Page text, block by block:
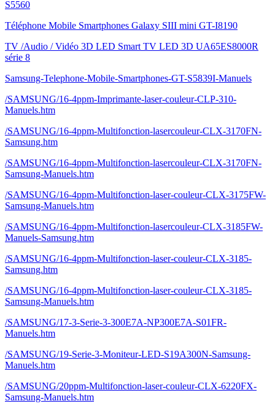
S5560
Téléphone Mobile Smartphones Galaxy SIII mini GT-I8190
TV /Audio / Vidéo 3D LED Smart TV LED 3D UA65ES8000R
série 8
Samsung-Telephone-Mobile-Smartphones-GT-S5839I-Manuels
/SAMSUNG/16-4ppm-Imprimante-laser-couleur-CLP-310-
Manuels.htm
/SAMSUNG/16-4ppm-Multifonction-lasercouleur-CLX-3170FN-
Samsung.htm
/SAMSUNG/16-4ppm-Multifonction-lasercouleur-CLX-3170FN-
Samsung-Manuels.htm
/SAMSUNG/16-4ppm-Multifonction-laser-couleur-CLX-3175FW-
Samsung-Manuels.htm
/SAMSUNG/16-4ppm-Multifonction-lasercouleur-CLX-3185FW-
Manuels-Samsung.htm
/SAMSUNG/16-4ppm-Multifonction-laser-couleur-CLX-3185-
Samsung.htm
/SAMSUNG/16-4ppm-Multifonction-laser-couleur-CLX-3185-
Samsung-Manuels.htm
/SAMSUNG/17-3-Serie-3-300E7A-NP300E7A-S01FR-
Manuels.htm
/SAMSUNG/19-Serie-3-Moniteur-LED-S19A300N-Samsung-
Manuels.htm
/SAMSUNG/20ppm-Multifonction-laser-couleur-CLX-6220FX-
Samsung-Manuels.htm